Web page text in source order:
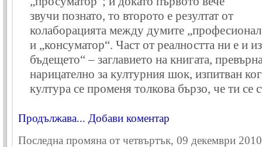
звучи познато, то второто е резултат от
колаборацията между думите
и „консуматор“. Част от реалността ни е и
бъдещето“ – заглавието на книгата,
нарицателно за културния шок, изпитван
култура се променя толкова бързо, че ти се
Продължава... Добави коментар
Последна промяна от четвъртък, 09 декември